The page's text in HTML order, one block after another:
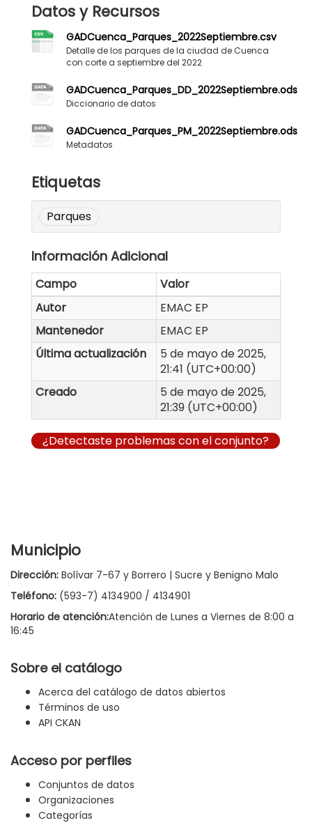
Datos y Recursos
GADCuenca_Parques_2022Septiembre.csv
Detalle de los parques de la ciudad de Cuenca
con corte a septiembre del 2022
GADCuenca_Parques_DD_2022Septiembre.ods
Diccionario de datos
GADCuenca_Parques_PM_2022Septiembre.ods
Metadatos
Etiquetas
Parques
Información Adicional
Campo
Valor
Autor
EMAC EP
Mantenedor
EMAC EP
Última actualización
5 de mayo de 2025,
21:41 (UTC+00:00)
Creado
5 de mayo de 2025,
21:39 (UTC+00:00)
¿Detectaste problemas con el conjunto?
Municipio
Dirección: Bolívar 7-67 y Borrero | Sucre y Benigno Malo
Teléfono: (593-7) 4134900 / 4134901
Horario de atención:Atención de Lunes a Viernes de 8:00 a
16:45
Sobre el catálogo
Acerca del catálogo de datos abiertos
Términos de uso
API CKAN
Acceso por perfiles
Conjuntos de datos
Organizaciones
Categorías